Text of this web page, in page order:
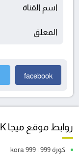
اسم القناة
المعلق
facebook
روابط موقع ميجا 4K
كورة 999 | kora 999